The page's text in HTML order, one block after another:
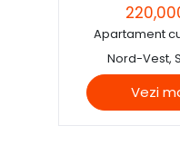
Apartament
Nord-Vest,
Vezi